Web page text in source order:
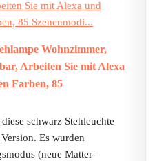
Wohnzimmer,
Arbeiten Sie mit Alexa
Farben, 85
schwarz Stehleuchte
Es wurden
(neue Matter-